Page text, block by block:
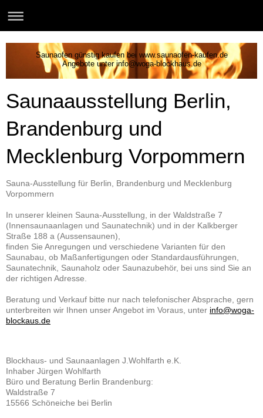
Saunaofen günstig kaufen bei www.saunaofen-kaufen.de
Angebote unter info@woga-blockhaus.de
Saunaausstellung Berlin,
Brandenburg und
Mecklenburg Vorpommern
Sauna-Ausstellung für Berlin, Brandenburg und Mecklenburg
Vorpommern
In unserer kleinen Sauna-Ausstellung, in der Waldstraße 7
(Innensaunaanlagen und Saunatechnik) und in der Kalkberger
Straße 188 a (Aussensaunen),
finden Sie Anregungen und verschiedene Varianten für den
Saunabau, ob Maßanfertigungen oder Standardausführungen,
Saunatechnik, Saunaholz oder Saunazubehör, bei uns sind Sie an
der richtigen Adresse.
Beratung und Verkauf bitte nur nach telefonischer Absprache, gern
unterbreiten wir Ihnen unser Angebot im Voraus, unter info@woga-
blockaus.de
Blockhaus- und Saunaanlagen J.Wohlfarth e.K.
Inhaber Jürgen Wohlfarth
Büro und Beratung Berlin Brandenburg:
Waldstraße 7
15566 Schöneiche bei Berlin